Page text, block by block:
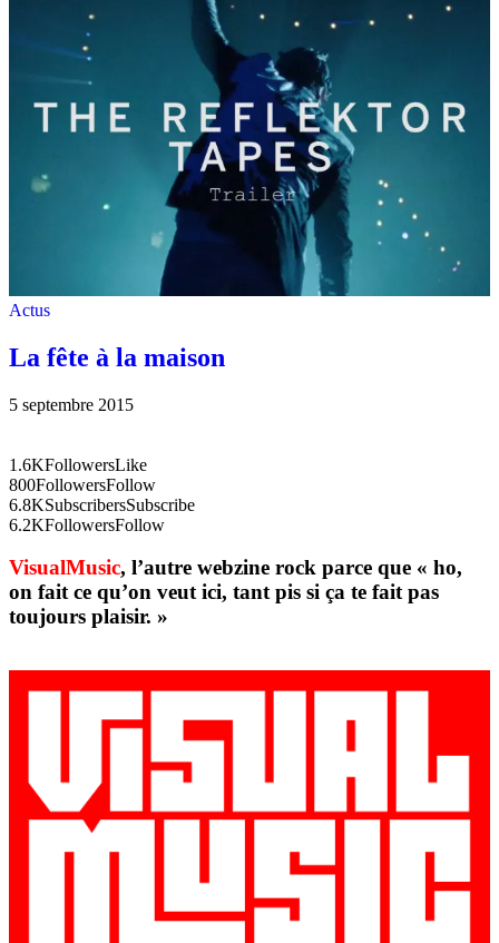
Actus
La fête à la maison
5 septembre 2015
1.6KFollowersLike
800FollowersFollow
6.8KSubscribersSubscribe
6.2KFollowersFollow
VisualMusic, l’autre webzine rock parce que « ho,
on fait ce qu’on veut ici, tant pis si ça te fait pas
toujours plaisir. »